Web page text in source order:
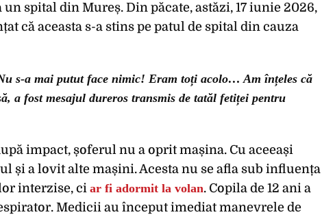
spital din Mureș. Din păcate, astăzi, 17 iunie 2026,
că aceasta s-a stins pe patul de spital din cauza
s-a mai putut face nimic! Eram toți acolo… Am înțeles că
a fost mesajul dureros transmis de tatăl fetiței pentru
impact, șoferul nu a oprit mașina. Cu aceeași
și a lovit alte mașini. Acesta nu se afla sub influența
interzise, ci ar fi adormit la volan. Copila de 12 ani a
Medicii au început imediat manevrele de